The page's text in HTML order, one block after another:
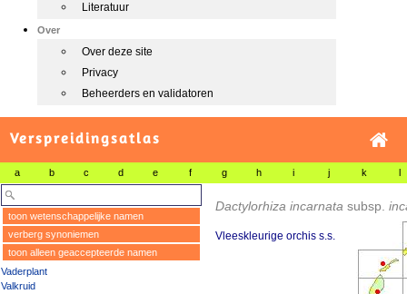
Literatuur
Over
Over deze site
Privacy
Beheerders en validatoren
Verspreidingsatlas
a b c d e f g h i j k l
toon wetenschappelijke namen
verberg synoniemen
toon alleen geaccepteerde namen
Vaderplant
Valkruid
Dactylorhiza incarnata subsp.
Vleeskleurige orchis s.s.